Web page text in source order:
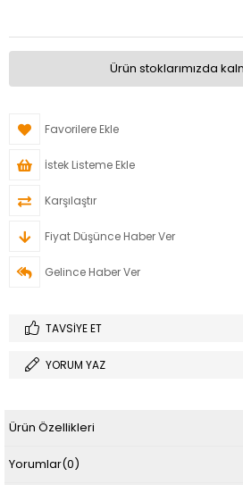
Ürün stoklarımızda
Favorilere Ekle
İstek Listeme Ekle
Karşılaştır
Fiyat Düşünce Haber Ver
Gelince Haber Ver
TAVSIYE ET
YORUM YAZ
Ürün Özellikleri
Yorumlar(0)